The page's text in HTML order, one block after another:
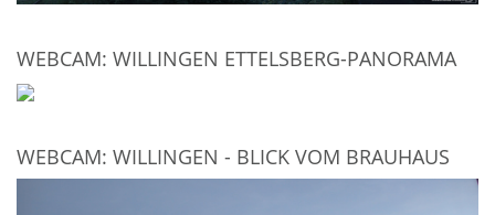
WEBCAM: WILLINGEN ETTELSBERG-PANORAMA
WEBCAM: WILLINGEN - BLICK VOM BRAUHAUS